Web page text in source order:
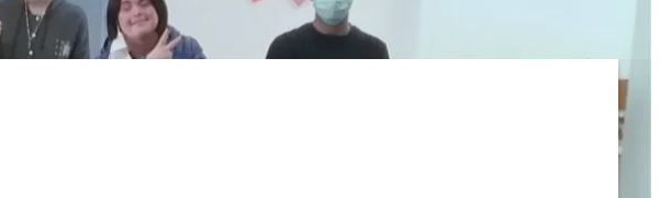
Misión, visión y valores
Distinciones y entidades